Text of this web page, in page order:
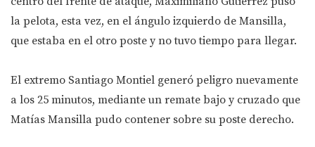
la pelota, esta vez, en el ángulo izquierdo de Mansilla,
que estaba en el otro poste y no tuvo tiempo para llegar.
El extremo Santiago Montiel generó peligro nuevamente
a los 25 minutos, mediante un remate bajo y cruzado que
Matías Mansilla pudo contener sobre su poste derecho.